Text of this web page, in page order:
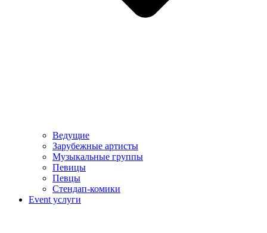
Ведущие
Зарубежные артисты
Музыкальные группы
Певицы
Певцы
Стендап-комики
Event услуги